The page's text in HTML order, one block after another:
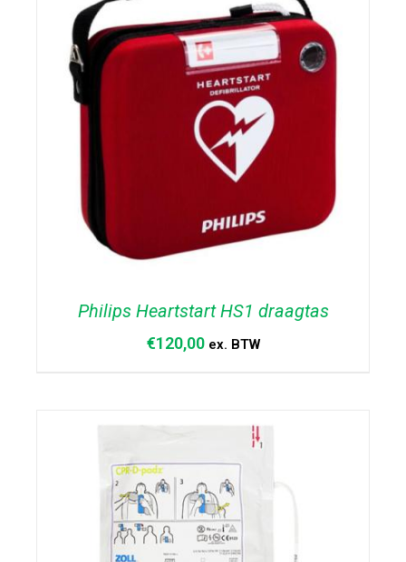
TOEVOEGEN AAN WINKELWAGEN
Philips Heartstart HS1 draagtas
€120,00 ex. BTW